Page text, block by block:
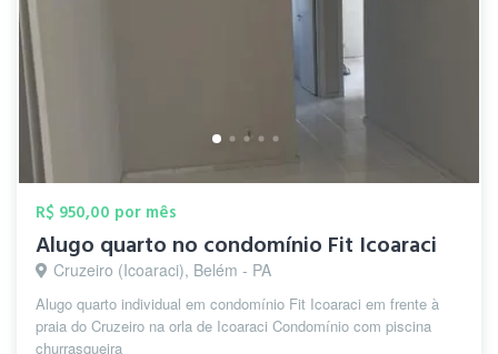
R$ 950,00 por mês
Alugo quarto no condomínio Fit Icoaraci
Cruzeiro (Icoaraci), Belém - PA
Alugo quarto individual em condomínio Fit Icoaraci em frente à
praia do Cruzeiro na orla de Icoaraci Condomínio com piscina
churrasqueira